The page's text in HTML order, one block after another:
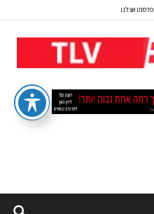
פרסמו אצלנו